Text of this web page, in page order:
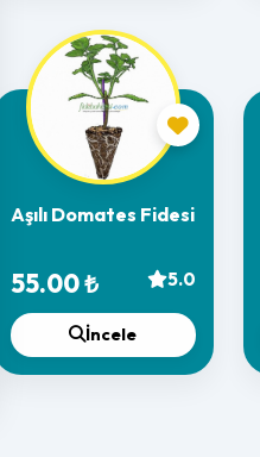
Aşılı Domates Fidesi
55.00 ₺ 5.0
İncele